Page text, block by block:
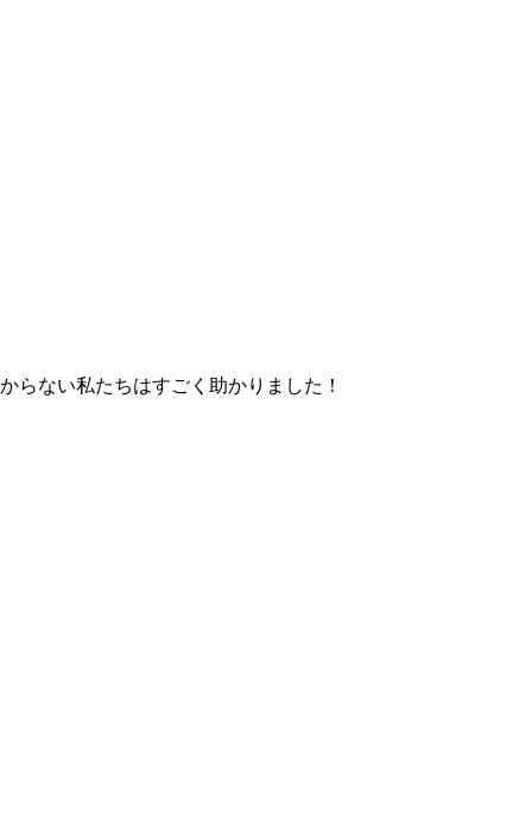
らない私たちはすごく助かりました！